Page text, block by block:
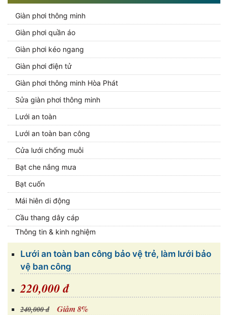
Giàn phơi thông minh
Giàn phơi quần áo
Giàn phơi kéo ngang
Giàn phơi điện tử
Giàn phơi thông minh Hòa Phát
Sửa giàn phơi thông minh
Lưới an toàn
Lưới an toàn ban công
Cửa lưới chống muỗi
Bạt che nắng mưa
Bạt cuốn
Mái hiên di động
Cầu thang dây cáp
Thông tin & kinh nghiệm
Lưới an toàn ban công bảo vệ trẻ, làm lưới bảo
vệ ban công
220,000 đ
240,000 đ Giảm 8%